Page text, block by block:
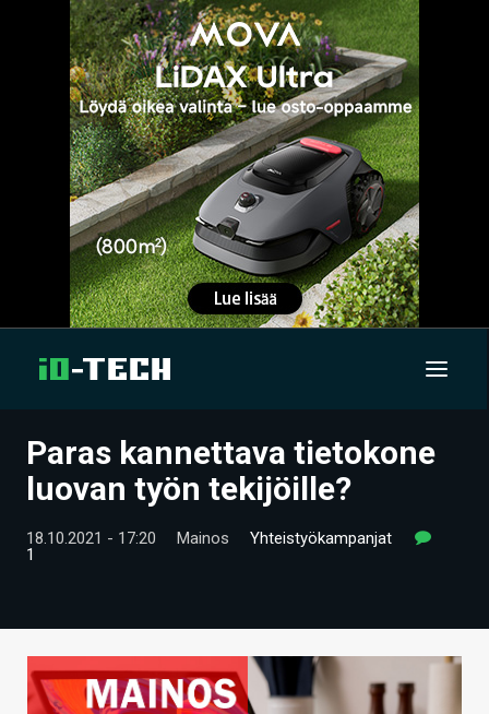
UUTISET
VIDEOT
TIETOA
HINTA.FI
Paras kannettava tietokone
luovan työn tekijöille?
18.10.2021 - 17:20 Mainos
Yhteistyökampanjat
1